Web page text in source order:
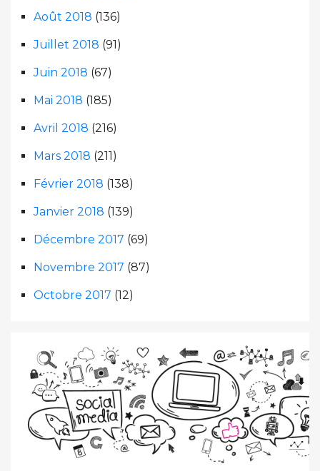
Août 2018 (136)
Juillet 2018 (91)
Juin 2018 (67)
Mai 2018 (185)
Avril 2018 (216)
Mars 2018 (211)
Février 2018 (138)
Janvier 2018 (139)
Décembre 2017 (69)
Novembre 2017 (87)
Octobre 2017 (12)